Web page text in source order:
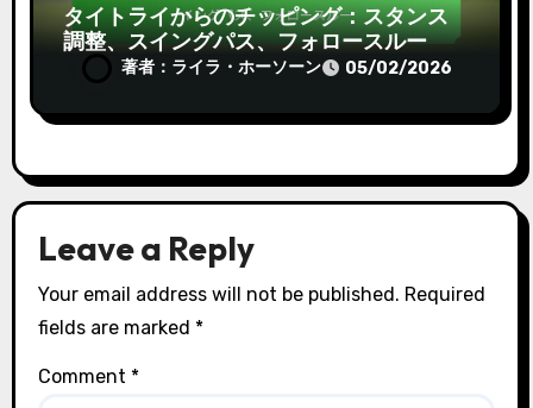
タイトライからのチッピング：スタンス
調整、スイングパス、フォロースルー
著者：ライラ・ホーソーン 05/02/2026
Leave a Reply
Your email address will not be published. Required
fields are marked *
Comment *